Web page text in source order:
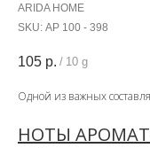
ARIDA HOME
SKU: АР 100 - 398
105 р. / 10 g
Одной из важных
НОТЫ